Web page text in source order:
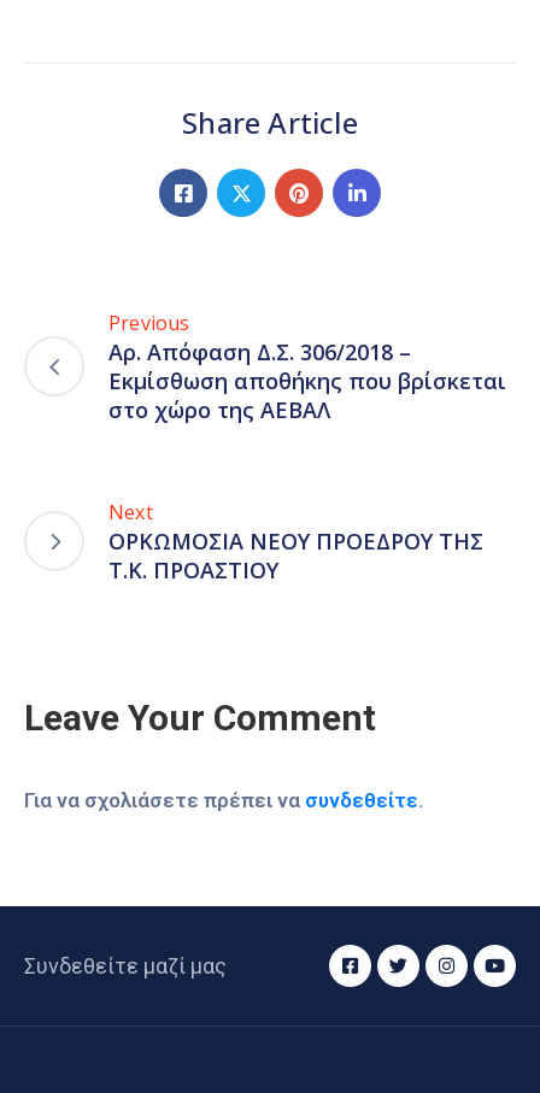
Share Article
Previous
Αρ. Απόφαση Δ.Σ. 306/2018 –
Εκμίσθωση αποθήκης που βρίσκεται
στο χώρο της ΑΕΒΑΛ
Next
ΟΡΚΩΜΟΣΙΑ ΝΕΟΥ ΠΡΟΕΔΡΟΥ ΤΗΣ
Τ.Κ. ΠΡΟΑΣΤΙΟΥ
Leave Your Comment
Για να σχολιάσετε πρέπει να συνδεθείτε.
Συνδεθείτε μαζί μας